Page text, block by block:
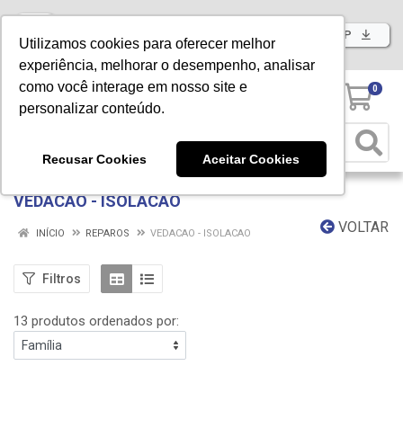
Utilizamos cookies para oferecer melhor
experiência, melhorar o desempenho, analisar
como você interage em nosso site e
personalizar conteúdo.
Recusar Cookies Aceitar Cookies
Baixe já nosso APP
0
VEDACAO - ISOLACAO
VOLTAR
INÍCIO REPAROS VEDACAO - ISOLACAO
Filtros
13 produtos ordenados por: